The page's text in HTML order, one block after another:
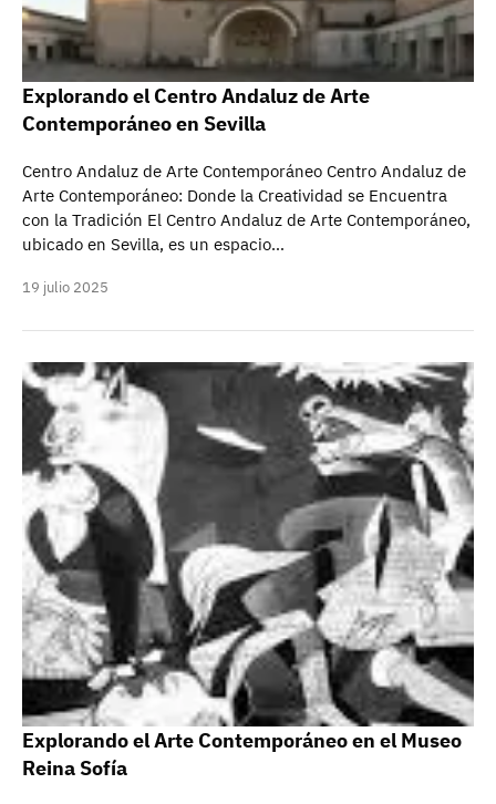
Explorando el Centro Andaluz de Arte
Contemporáneo en Sevilla
Centro Andaluz de Arte Contemporáneo Centro Andaluz de
Arte Contemporáneo: Donde la Creatividad se Encuentra
con la Tradición El Centro Andaluz de Arte Contemporáneo,
ubicado en Sevilla, es un espacio…
19 julio 2025
Explorando el Arte Contemporáneo en el Museo
Reina Sofía